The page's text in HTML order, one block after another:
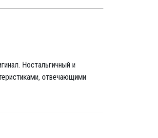
Ностальгичный и
отвечающими